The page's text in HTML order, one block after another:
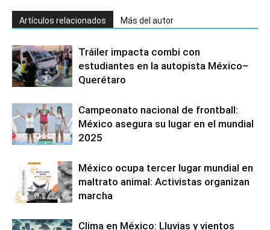
Artículos relacionados Más del autor
Tráiler impacta combi con
estudiantes en la autopista México–
Querétaro
Campeonato nacional de frontball:
México asegura su lugar en el mundial
2025
México ocupa tercer lugar mundial en
maltrato animal: Activistas organizan
marcha
Clima en México: Lluvias y vientos